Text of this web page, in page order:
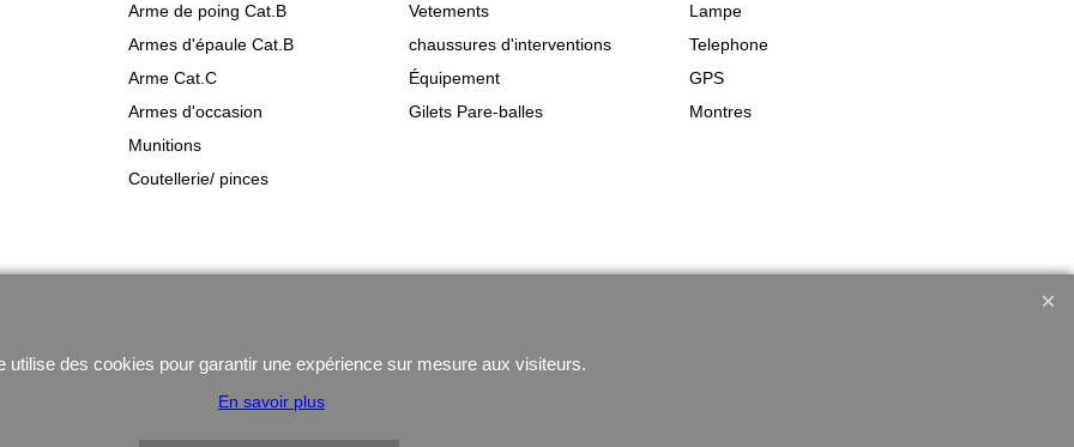
Arme de poing Cat.B
Armes d'épaule Cat.B
Arme Cat.C
Armes d'occasion
Munitions
Coutellerie/ pinces
Vetements
chaussures d'interventions
Équipement
Gilets Pare-balles
Lampe
Telephone
GPS
Montres
utilise des cookies pour garantir une expérience sur mesure aux visiteurs.
En savoir plus